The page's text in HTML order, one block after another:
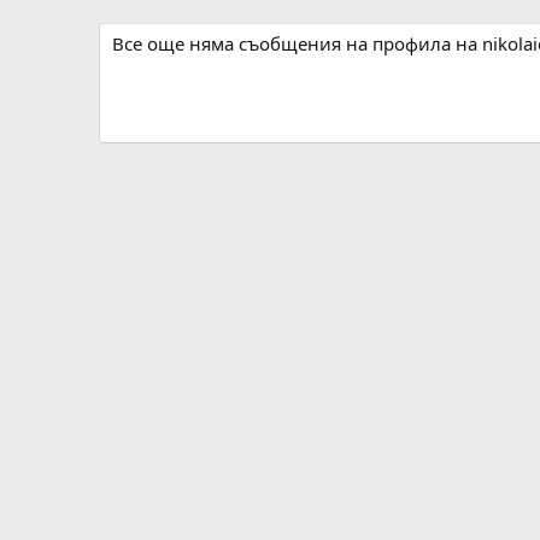
Все още няма съобщения на профила на